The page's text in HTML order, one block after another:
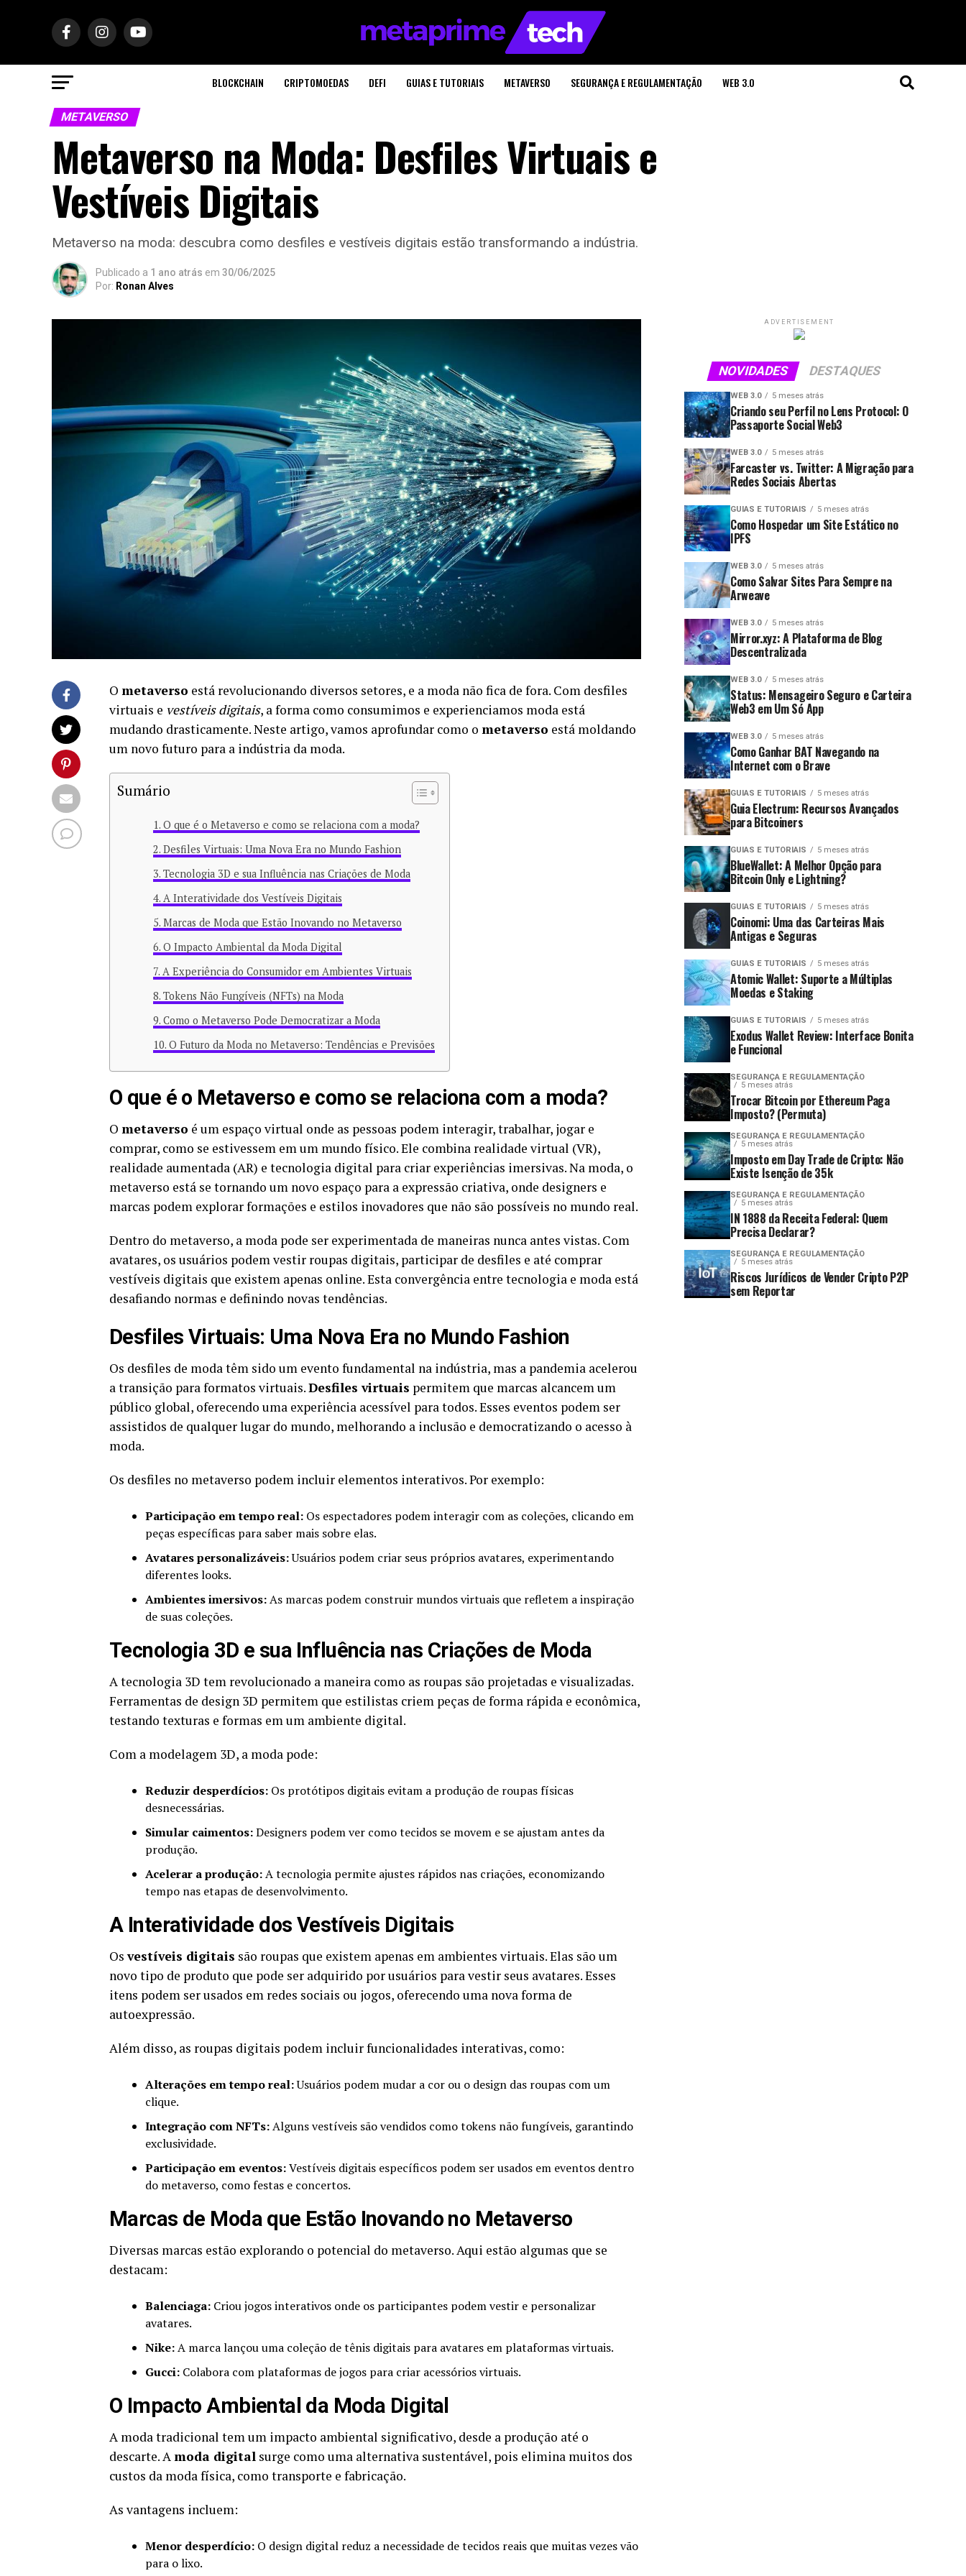
BLOCKCHAIN CRIPTOMOEDAS DEFI GUIAS E TUTORIAIS METAVERSO SEGURANÇA E REGULAMENTAÇÃO WEB 3.0
METAVERSO
Metaverso na Moda: Desfiles Virtuais e
Vestíveis Digitais
Metaverso na moda: descubra como desfiles e vestíveis digitais estão transformando a indústria.
Publicado a 1 ano atrás em 30/06/2025
Por: Ronan Alves
O metaverso está revolucionando diversos setores, e a moda não fica de fora. Com desfiles
virtuais e vestíveis digitais, a forma como consumimos e experienciamos moda está
mudando drasticamente. Neste artigo, vamos aprofundar como o metaverso está moldando
um novo futuro para a indústria da moda.
Sumário
O que é o Metaverso e como se relaciona com a moda?
Desfiles Virtuais: Uma Nova Era no Mundo Fashion
Tecnologia 3D e sua Influência nas Criações de Moda
A Interatividade dos Vestíveis Digitais
Marcas de Moda que Estão Inovando no Metaverso
O Impacto Ambiental da Moda Digital
A Experiência do Consumidor em Ambientes Virtuais
Tokens Não Fungíveis (NFTs) na Moda
Como o Metaverso Pode Democratizar a Moda
O Futuro da Moda no Metaverso: Tendências e Previsões
O que é o Metaverso e como se relaciona com a moda?
O metaverso é um espaço virtual onde as pessoas podem interagir, trabalhar, jogar e
comprar, como se estivessem em um mundo físico. Ele combina realidade virtual (VR),
realidade aumentada (AR) e tecnologia digital para criar experiências imersivas. Na moda, o
metaverso está se tornando um novo espaço para a expressão criativa, onde designers e
marcas podem explorar formações e estilos inovadores que não são possíveis no mundo real.
Dentro do metaverso, a moda pode ser experimentada de maneiras nunca antes vistas. Com
avatares, os usuários podem vestir roupas digitais, participar de desfiles e até comprar
vestíveis digitais que existem apenas online. Esta convergência entre tecnologia e moda está
desafiando normas e definindo novas tendências.
Desfiles Virtuais: Uma Nova Era no Mundo Fashion
Os desfiles de moda têm sido um evento fundamental na indústria, mas a pandemia acelerou
a transição para formatos virtuais.Desfiles virtuais permitem que marcas alcancem um
público global, oferecendo uma experiência acessível para todos. Esses eventos podem ser
assistidos de qualquer lugar do mundo, melhorando a inclusão e democratizando o acesso à
moda.
Os desfiles no metaverso podem incluir elementos interativos. Por exemplo:
Participação em tempo real: Os espectadores podem interagir com as coleções, clicando em
peças específicas para saber mais sobre elas.
Avatares personalizáveis:Usuários podem criar seus próprios avatares, experimentando
diferentes looks.
Ambientes imersivos:As marcas podem construir mundos virtuais que refletem a inspiração
de suas coleções.
Tecnologia 3D e sua Influência nas Criações de Moda
A tecnologia 3D tem revolucionado a maneira como as roupas são projetadas e visualizadas.
Ferramentas de design 3D permitem que estilistas criem peças de forma rápida e econômica,
testando texturas e formas em um ambiente digital.
Com a modelagem 3D, a moda pode:
Reduzir desperdícios: Os protótipos digitais evitam a produção de roupas físicas
desnecessárias.
Simular caimentos:Designers podem ver como tecidos se movem e se ajustam antes da
produção.
Acelerar a produção:A tecnologia permite ajustes rápidos nas criações, economizando
tempo nas etapas de desenvolvimento.
A Interatividade dos Vestíveis Digitais
Osvestíveis digitais são roupas que existem apenas em ambientes virtuais. Elas são um
novo tipo de produto que pode ser adquirido por usuários para vestir seus avatares. Esses
itens podem ser usados em redes sociais ou jogos, oferecendo uma nova forma de
autoexpressão.
Além disso, as roupas digitais podem incluir funcionalidades interativas, como:
Alterações em tempo real:Usuários podem mudar a cor ou o design das roupas com um
clique.
Integração com NFTs:Alguns vestíveis são vendidos como tokens não fungíveis, garantindo
exclusividade.
Participação em eventos:Vestíveis digitais específicos podem ser usados em eventos dentro
do metaverso, como festas e concertos.
Marcas de Moda que Estão Inovando no Metaverso
Diversas marcas estão explorando o potencial do metaverso. Aqui estão algumas que se
destacam:
Balenciaga: Criou jogos interativos onde os participantes podem vestir e personalizar
avatares.
Nike:A marca lançou uma coleção de tênis digitais para avatares em plataformas virtuais.
Gucci: Colabora com plataformas de jogos para criar acessórios virtuais.
O Impacto Ambiental da Moda Digital
A moda tradicional tem um impacto ambiental significativo, desde a produção até o
descarte. Amoda digital surge como uma alternativa sustentável, pois elimina muitos dos
custos da moda física, como transporte e fabricação.
As vantagens incluem:
Menor desperdício: O design digital reduz a necessidade de tecidos reais que muitas vezes vão
para o lixo.
ADVERTISEMENT
NOVIDADES DESTAQUES
WEB 3.0 5 meses atrás
Criando seu Perfil no Lens Protocol: O
Passaporte Social Web3
WEB 3.0 5 meses atrás
Farcaster vs. Twitter: A Migração para
Redes Sociais Abertas
GUIAS E TUTORIAIS 5 meses atrás
Como Hospedar um Site Estático no
IPFS
WEB 3.0 5 meses atrás
Como Salvar Sites Para Sempre na
Arweave
WEB 3.0 5 meses atrás
Mirror.xyz: A Plataforma de Blog
Descentralizada
WEB 3.0 5 meses atrás
Status: Mensageiro Seguro e Carteira
Web3 em Um Só App
WEB 3.0 5 meses atrás
Como Ganhar BAT Navegando na
Internet com o Brave
GUIAS E TUTORIAIS 5 meses atrás
Guia Electrum: Recursos Avançados
para Bitcoiners
GUIAS E TUTORIAIS 5 meses atrás
BlueWallet: A Melhor Opção para
Bitcoin Only e Lightning?
GUIAS E TUTORIAIS 5 meses atrás
Coinomi: Uma das Carteiras Mais
Antigas e Seguras
GUIAS E TUTORIAIS 5 meses atrás
Atomic Wallet: Suporte a Múltiplas
Moedas e Staking
GUIAS E TUTORIAIS 5 meses atrás
Exodus Wallet Review: Interface Bonita
e Funcional
SEGURANÇA E REGULAMENTAÇÃO
5 meses atrás
Trocar Bitcoin por Ethereum Paga
Imposto? (Permuta)
SEGURANÇA E REGULAMENTAÇÃO
5 meses atrás
Imposto em Day Trade de Cripto: Não
Existe Isenção de 35k
SEGURANÇA E REGULAMENTAÇÃO
5 meses atrás
IN 1888 da Receita Federal: Quem
Precisa Declarar?
SEGURANÇA E REGULAMENTAÇÃO
5 meses atrás
Riscos Jurídicos de Vender Cripto P2P
sem Reportar